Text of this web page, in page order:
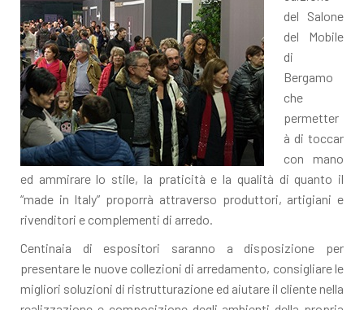
del Salone
del Mobile
di
Bergamo
che
permetter
à di toccar
con mano
ed ammirare lo stile, la praticità e la qualità di quanto il
“made in Italy” proporrà attraverso produttori, artigiani e
rivenditori e complementi di arredo.
Centinaia di espositori saranno a disposizione per
presentare le nuove collezioni di arredamento, consigliare le
migliori soluzioni di ristrutturazione ed aiutare il cliente nella